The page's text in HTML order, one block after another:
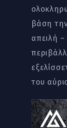
βάση
απειλή
του